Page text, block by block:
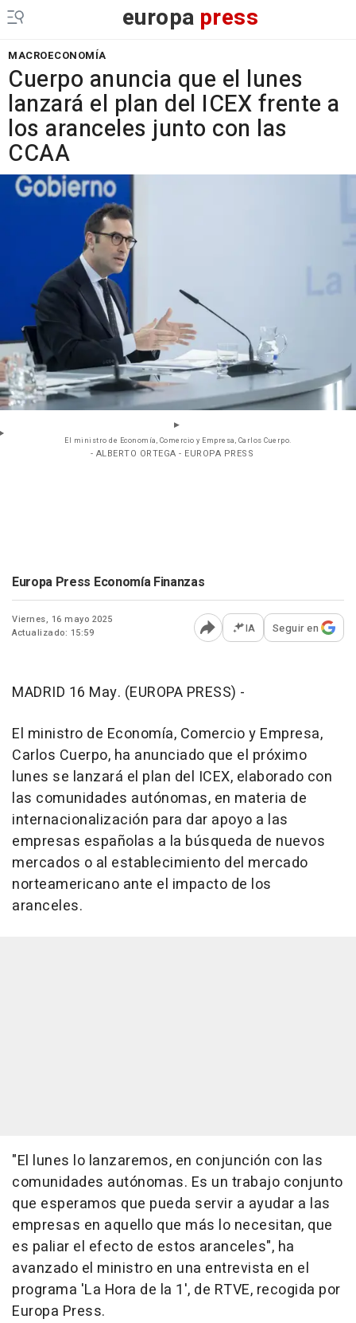
europa press
MACROECONOMÍA
Cuerpo anuncia que el lunes
lanzará el plan del ICEX frente a
los aranceles junto con las
CCAA
El ministro de Economía, Comercio y Empresa, Carlos Cuerpo.
- ALBERTO ORTEGA - EUROPA PRESS
Europa Press Economía Finanzas
Viernes, 16 mayo 2025
Actualizado: 15:59
Abrir opciones para
IA Seguir en
MADRID 16 May. (EUROPA PRESS) -
El ministro de Economía, Comercio y Empresa,
Carlos Cuerpo, ha anunciado que el próximo
lunes se lanzará el plan del ICEX, elaborado con
las comunidades autónomas, en materia de
internacionalización para dar apoyo a las
empresas españolas a la búsqueda de nuevos
mercados o al establecimiento del mercado
norteamericano ante el impacto de los
aranceles.
"El lunes lo lanzaremos, en conjunción con las
comunidades autónomas. Es un trabajo conjunto
que esperamos que pueda servir a ayudar a las
empresas en aquello que más lo necesitan, que
es paliar el efecto de estos aranceles", ha
avanzado el ministro en una entrevista en el
programa 'La Hora de la 1', de RTVE, recogida por
Europa Press.